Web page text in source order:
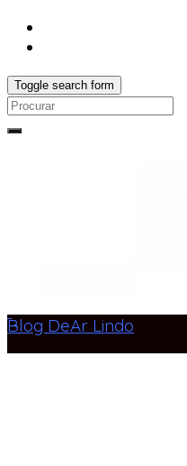
Toggle search form
Search
Blog DeAr Lindo